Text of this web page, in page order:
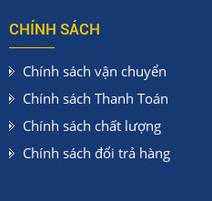
CHÍNH SÁCH
Chính sách vận chuyển
Chính sách Thanh Toán
Chính sách chất lượng
Chính sách đổi trả hàng